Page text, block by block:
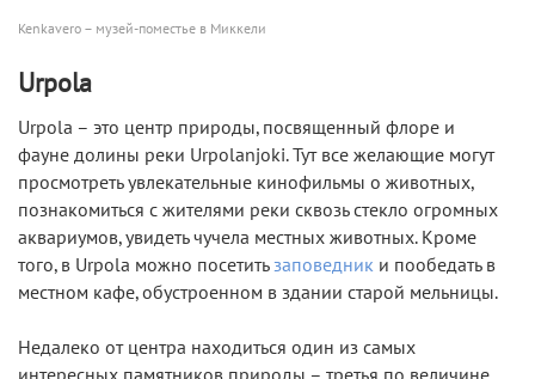
Kenkavero – музей-поместье в Миккели
Urpola
Urpola – это центр природы, посвященный флоре и
фауне долины реки Urpolanjoki. Тут все желающие могут
просмотреть увлекательные кинофильмы о животных,
познакомиться с жителями реки сквозь стекло огромных
аквариумов, увидеть чучела местных животных. Кроме
того, в Urpola можно посетитьзаповедник и пообедать в
местном кафе, обустроенном в здании старой мельницы.
Недалеко от центра находиться один из самых